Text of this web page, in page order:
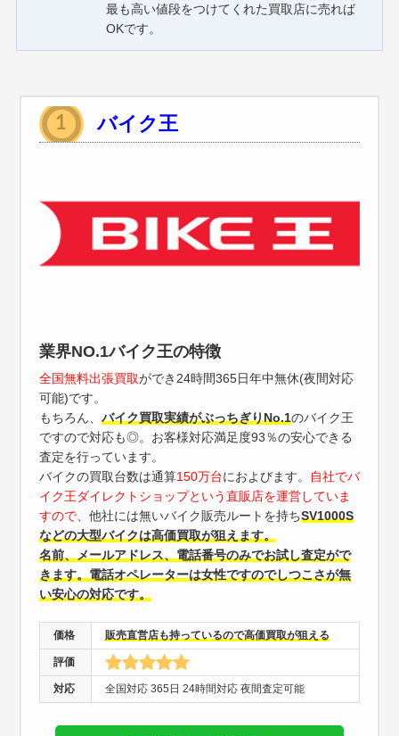
最も高い値段をつけてくれた買取店に売れば
OKです。
バイク王
業界NO.1バイク王の特徴
全国無料出張買取ができ24時間365日年中無休(夜間対応
可能)です。
もちろん、 バイク買取実績がぶっちぎりNo.1のバイク王
ですので対応も◎。お客様対応満足度93％の安心できる
査定を行っています。
バイクの買取台数は通算150万台におよびます。
自社でバ
イク王ダイレクトショップという直販店を運営していま
すので、 他社には無いバイク販売ルートを持ちSV1000S
などの大型バイクは高価買取が狙えます。
名前、メールアドレス、電話番号のみでお試し査定がで
きます。電話オペレーターは女性ですのでしつこさが無
い安心の対応です。
価格 販売直営店も持っているので高価買取が狙える
評価
対応 全国対応 365日 24時間対応 夜間査定可能